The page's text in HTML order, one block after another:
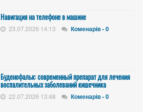
Навигация на телефоне в машине
23.07.2026 14:13 Коменарів - 0
Буденофальк: современный препарат для лечения
воспалительных заболеваний кишечника
22.07.2026 13:48 Коменарів - 0